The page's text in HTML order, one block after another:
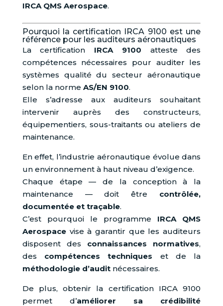
IRCA QMS Aerospace.
Pourquoi la certification IRCA 9100 est une
référence pour les auditeurs aéronautiques
La certification IRCA 9100 atteste des
compétences nécessaires pour auditer les
systèmes qualité du secteur aéronautique
selon la norme AS/EN 9100.
Elle s’adresse aux auditeurs souhaitant
intervenir auprès des constructeurs,
équipementiers, sous-traitants ou ateliers de
maintenance.
En effet, l’industrie aéronautique évolue dans
un environnement à haut niveau d’exigence.
Chaque étape — de la conception à la
maintenance — doit être contrôlée,
documentée et traçable.
C’est pourquoi le programme IRCA QMS
Aerospacevise à garantir que les auditeurs
disposent des connaissances normatives,
des compétences techniques et de la
méthodologie d’auditnécessaires.
De plus, obtenir la certification IRCA 9100
permet d’améliorer sa crédibilité